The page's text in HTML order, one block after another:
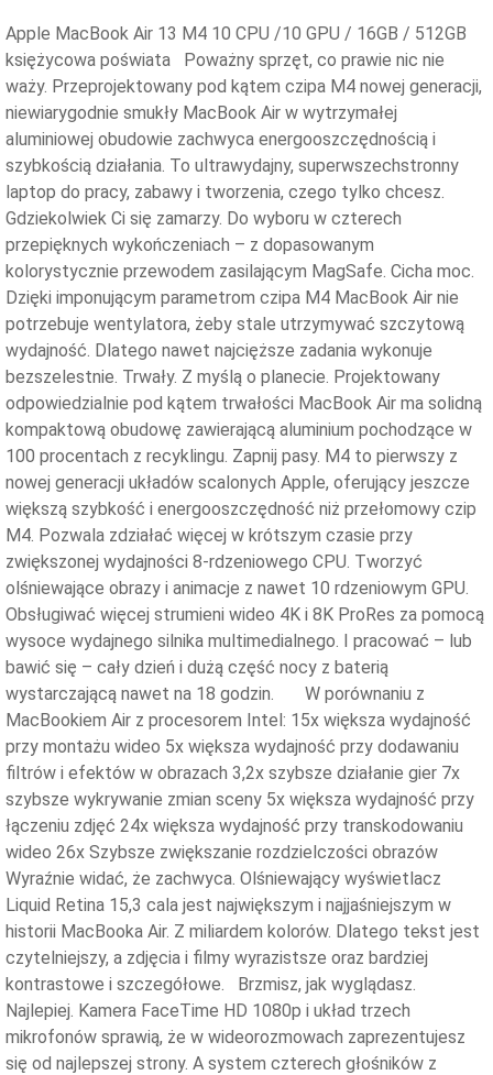
Apple MacBook Air 13 M4 10 CPU /10 GPU / 16GB / 512GB
księżycowa poświata Poważny sprzęt, co prawie nic nie
waży. Przeprojektowany pod kątem czipa M4 nowej generacji,
niewiarygodnie smukły MacBook Air w wytrzymałej
aluminiowej obudowie zachwyca energooszczędnością i
szybkością działania. To ultrawydajny, superwszechstronny
laptop do pracy, zabawy i tworzenia, czego tylko chcesz.
Gdziekolwiek Ci się zamarzy. Do wyboru w czterech
przepięknych wykończeniach – z dopasowanym
kolorystycznie przewodem zasilającym MagSafe. Cicha moc.
Dzięki imponującym parametrom czipa M4 MacBook Air nie
potrzebuje wentylatora, żeby stale utrzymywać szczytową
wydajność. Dlatego nawet najcięższe zadania wykonuje
bezszelestnie. Trwały. Z myślą o planecie. Projektowany
odpowiedzialnie pod kątem trwałości MacBook Air ma solidną
kompaktową obudowę zawierającą aluminium pochodzące w
100 procentach z recyklingu. Zapnij pasy. M4 to pierwszy z
nowej generacji układów scalonych Apple, oferujący jeszcze
większą szybkość i energooszczędność niż przełomowy czip
M4. Pozwala zdziałać więcej w krótszym czasie przy
zwiększonej wydajności 8-rdzeniowego CPU. Tworzyć
olśniewające obrazy i animacje z nawet 10 rdzeniowym GPU.
Obsługiwać więcej strumieni wideo 4K i 8K ProRes za pomocą
wysoce wydajnego silnika multimedialnego. I pracować – lub
bawić się – cały dzień i dużą część nocy z baterią
wystarczającą nawet na 18 godzin. W porównaniu z
MacBookiem Air z procesorem Intel: 15x większa wydajność
przy montażu wideo 5x większa wydajność przy dodawaniu
filtrów i efektów w obrazach 3,2x szybsze działanie gier 7x
szybsze wykrywanie zmian sceny 5x większa wydajność przy
łączeniu zdjęć 24x większa wydajność przy transkodowaniu
wideo 26x Szybsze zwiększanie rozdzielczości obrazów
Wyraźnie widać, że zachwyca. Olśniewający wyświetlacz
Liquid Retina 15,3 cala jest największym i najjaśniejszym w
historii MacBooka Air. Z miliardem kolorów. Dlatego tekst jest
czytelniejszy, a zdjęcia i filmy wyrazistsze oraz bardziej
kontrastowe i szczegółowe. Brzmisz, jak wyglądasz.
Najlepiej. Kamera FaceTime HD 1080p i układ trzech
mikrofonów sprawią, że w wideorozmowach zaprezentujesz
się od najlepszej strony. A system czterech głośników z